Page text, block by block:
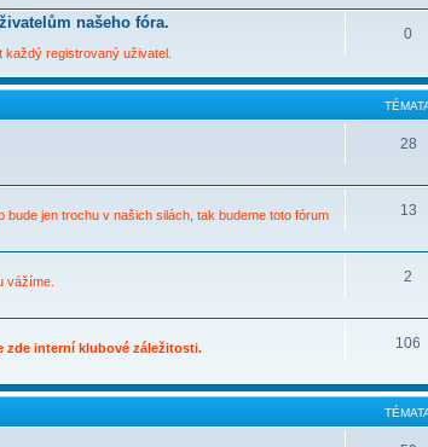
našeho fóra.
registrovaný uživatel.
0
28
bude jen trochu v našich silách, tak budeme toto fórum
13
vážíme.
2
zde interní klubové záležitosti.
106